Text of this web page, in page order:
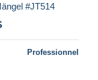
#JT514
Professionnel